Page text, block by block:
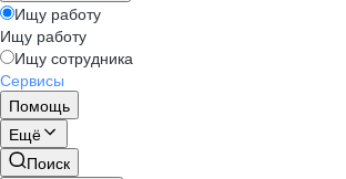
Ищу работу
Ищу работу
Ищу сотрудника
Сервисы
Помощь
Ещё
Поиск